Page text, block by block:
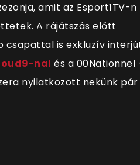
amit az Esport1TV-n
A rájátszás előtt
csapattal is exkluzív
nal és a 00Nationnel
nyilatkozott nekünk pár